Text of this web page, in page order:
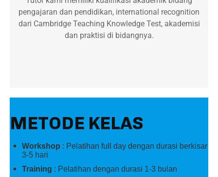
pengajaran dan pendidikan, international recognition
dari Cambridge Teaching Knowledge Test, akademisi
dan praktisi di bidangnya.
METODE KELAS
Workshop : Pelatihan full day dengan durasi berkisar
3-5 hari
Training : Pelatihan dengan durasi 1-3 bulan